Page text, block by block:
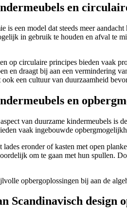
en
is een model dat steeds meer
in gebruik te houden en afval te
op circulaire principes bieden vaak
en draagt bij aan een vermindering
een cultuur van duurzaamheid
en
van duurzame kindermeubels is
vaak ingebouwde
lades eronder of kasten met open
om te gaan met hun spullen.
opbergoplossingen bij aan de
Scandinavisch design